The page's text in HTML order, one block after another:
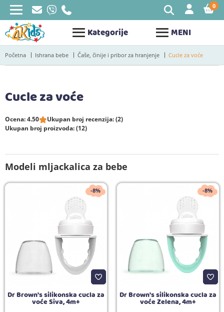
Kategorije MENI
0
Početna Ishrana bebe Čaše, činije i pribor za hranjenje Cucle za voće
Cucle za voće
Ocena: 4.50
Ukupan broj recenzija: (2)
Ukupan broj proizvoda: (12)
Modeli mljackalica za bebe
-8%
Dr Brown's silikonska cucla za
voće Siva, 4m+
-8%
Dr Brown's silikonska cucla za
voće Zelena, 4m+